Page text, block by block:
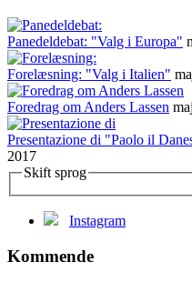
Panedeldebat: "Valg i Europa"
Forelæsning: "Valg i Italien"
Foredrag om Anders Lassen
Presentazione di "Paolo il
2017
Skift sprog
Instagram
Kommende